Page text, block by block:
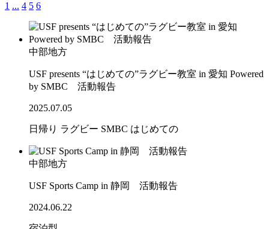
1 ... 4 5 6
中部地方
USF presents “はじめての”ラグビー教室 in 愛知 Powered
by SMBC 活動報告
2025.07.05
日帰り ラグビー SMBC はじめての
中部地方
USF Sports Camp in 静岡 活動報告
2024.06.22